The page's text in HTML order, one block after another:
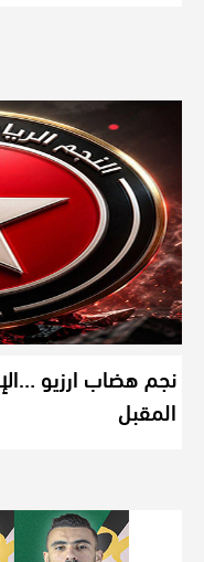
نجم هضاب ارزيو
المقبل